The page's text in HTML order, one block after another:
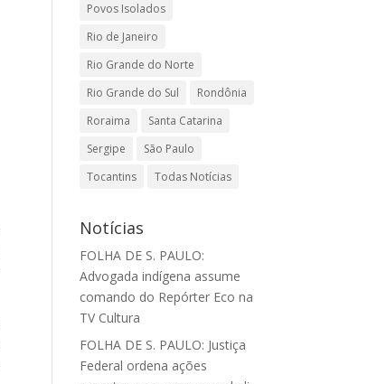
Povos Isolados
Rio de Janeiro
Rio Grande do Norte
Rio Grande do Sul
Rondônia
Roraima
Santa Catarina
Sergipe
São Paulo
Tocantins
Todas Notícias
Notícias
FOLHA DE S. PAULO:
Advogada indígena assume
comando do Repórter Eco na
TV Cultura
FOLHA DE S. PAULO: Justiça
Federal ordena ações